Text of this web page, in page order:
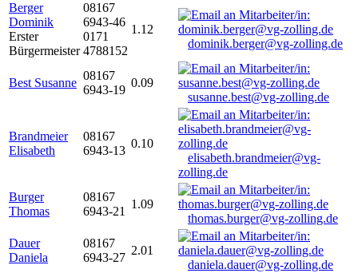
Berger
Dominik
Erster
Bürgermeister
08167
6943-46
0171
4788152
1.12
dominik.berger@vg-zolling.de
Best Susanne
08167
6943-19
0.09
susanne.best@vg-zolling.de
Brandmeier
Elisabeth
08167
6943-13
0.10
elisabeth.brandmeier@vg-
zolling.de
Burger
Thomas
08167
6943-21
1.09
thomas.burger@vg-zolling.de
Dauer
Daniela
08167
6943-27
2.01
daniela.dauer@vg-zolling.de